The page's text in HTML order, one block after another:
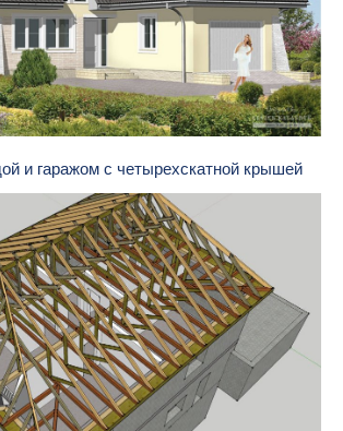
и гаражом с четырехскатной крышей